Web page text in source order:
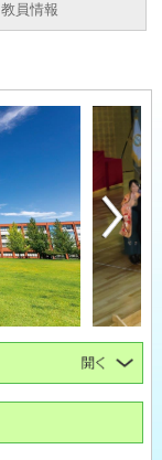
教員情報